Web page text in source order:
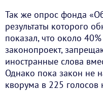
Так же опрос фонда
результаты которого
показал, что около
законопроект,
иностранные слова
Однако пока закон не
кворума в 225 голосов